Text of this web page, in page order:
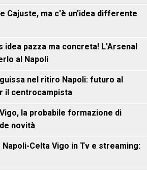
Cajuste, ma c'è un'idea differente
idea pazza ma concreta! L'Arsenal
al Napoli
nel ritiro Napoli: futuro al
il centrocampista
la probabile formazione di
novità
Celta Vigo in Tv e streaming: